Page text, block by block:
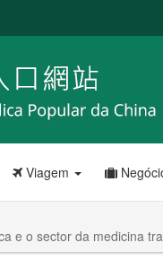
Viagem
e o sector da medicina